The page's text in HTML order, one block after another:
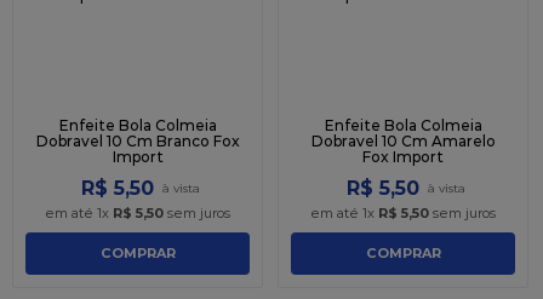
Enfeite Bola Colmeia
Dobravel 10 Cm Branco Fox
Import
R$ 5,50
em até 1x R$ 5,50 sem juros
COMPRAR
Enfeite Bola Colmeia
Dobravel 10 Cm Amarelo
Fox Import
R$ 5,50
em até 1x R$ 5,50 sem juros
COMPRAR